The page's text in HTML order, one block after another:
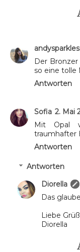
andysparkles
Der
so eine tolle
Antworten
Sofia 2. Mai
Mit Opal
traumhafter
Antworten
Antworten
Diorella
Das
Liebe
Diorella